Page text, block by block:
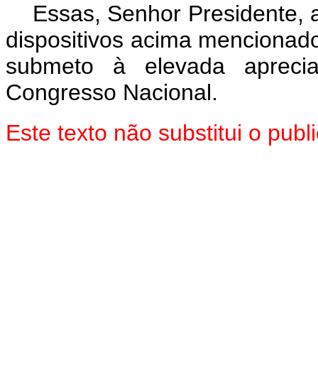
Essas, Senhor Presidente,
dispositivos acima
submeto à elevada
Congresso Nacional.
Este texto não substitui o